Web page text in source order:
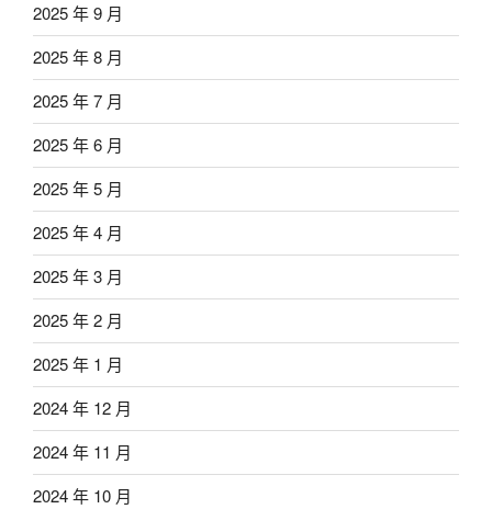
2025 年 9 月
2025 年 8 月
2025 年 7 月
2025 年 6 月
2025 年 5 月
2025 年 4 月
2025 年 3 月
2025 年 2 月
2025 年 1 月
2024 年 12 月
2024 年 11 月
2024 年 10 月